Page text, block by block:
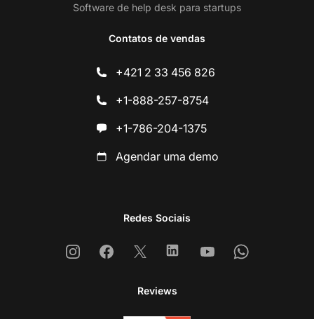
Software de help desk para startups
Contatos de vendas
+421 2 33 456 826
+1-888-257-8754
+1-786-204-1375
Agendar uma demo
Redes Sociais
InstagramFacebook
X LinkedinYoutubeWhatsapp
Reviews